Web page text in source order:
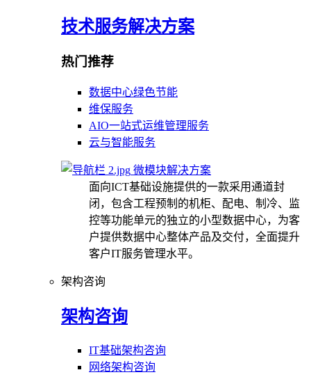
技术服务解决方案
热门推荐
数据中心绿色节能
维保服务
AIO一站式运维管理服务
云与智能服务
微模块解决方案
面向ICT基础设施提供的一款采用通道封
闭，包含工程预制的机柜、配电、制冷、监
控等功能单元的独立的小型数据中心，为客
户提供数据中心整体产品及交付，全面提升
客户IT服务管理水平。
架构咨询
架构咨询
IT基础架构咨询
网络架构咨询